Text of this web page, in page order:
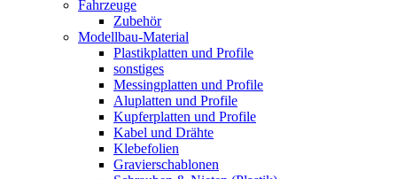
Fahrzeuge
Zubehör
Modellbau-Material
Plastikplatten und Profile
sonstiges
Messingplatten und Profile
Aluplatten und Profile
Kupferplatten und Profile
Kabel und Drähte
Klebefolien
Gravierschablonen